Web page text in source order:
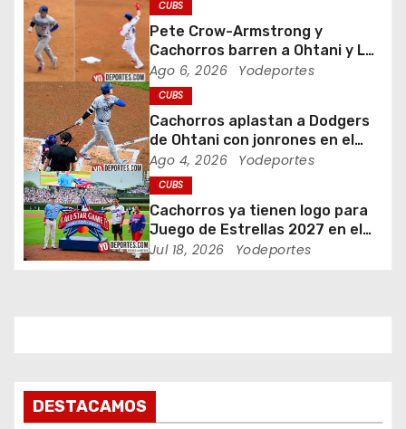
n
d
e
e
n
t
r
s
CUBS
Pete Crow-Armstrong y
Cachorros barren a Ohtani y Los
Dodgers
Ago 6, 2026 Yodeportes
CUBS
Cachorros aplastan a Dodgers
de Ohtani con jonrones en el
Wrigley Field
Ago 4, 2026 Yodeportes
CUBS
Cachorros ya tienen logo para
Juego de Estrellas 2027 en el
Wrigley Field
Jul 18, 2026 Yodeportes
DESTACAMOS